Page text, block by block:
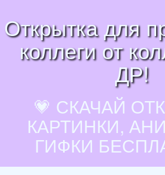
Открытка для
коллеги от
ДР!
💗 СКАЧАЙ
КАРТИНКИ,
ГИФКИ